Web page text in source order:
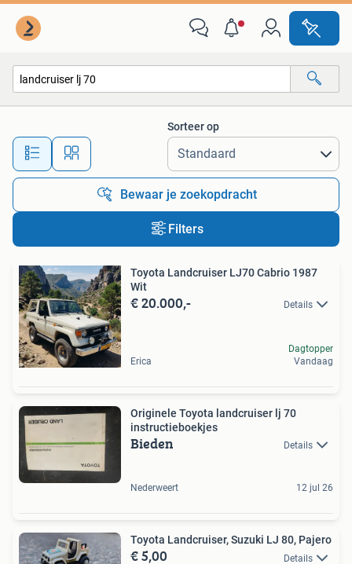
Alle afstanden…
Sorteer op
Bewaar je zoekopdracht
Filters
Toyota Landcruiser LJ70 Cabrio 1987
Wit
€ 20.000,- Details
Erica
Dagtopper
Vandaag
Originele Toyota landcruiser lj 70
instructieboekjes
Bieden Details
Nederweert 12 jul 26
Toyota Landcruiser, Suzuki LJ 80, Pajero
€ 5,00 Details